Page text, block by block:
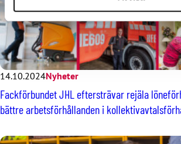
14.10.2024Nyheter
Fackförbundet JHL eftersträvar rejäla
bättre arbetsförhållanden i